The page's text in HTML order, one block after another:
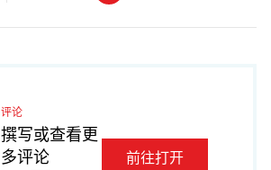
评论
撰写或查看更
多评论
前往打开